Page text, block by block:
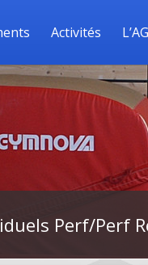
Activités
Perf/Perf